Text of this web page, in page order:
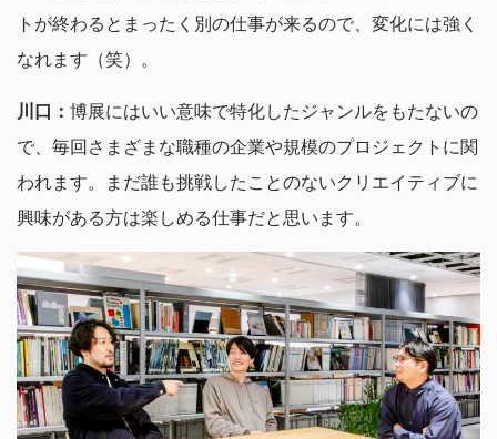
トが終わるとまったく別の仕事が来るので、変化には強く
なれます（笑）。
川口： 博展にはいい意味で特化したジャンルをもたないの
で、毎回さまざまな職種の企業や規模のプロジェクトに関
われます。まだ誰も挑戦したことのないクリエイティブに
興味がある方は楽しめる仕事だと思います。